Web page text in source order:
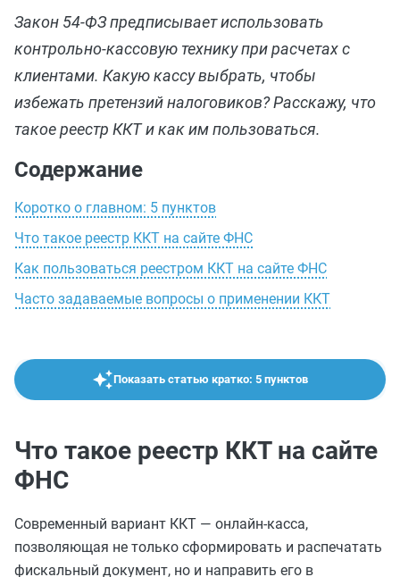
Закон 54-ФЗ предписывает использовать
контрольно-кассовую технику при расчетах с
клиентами. Какую кассу выбрать, чтобы
избежать претензий налоговиков? Расскажу, что
такое реестр ККТ и как им пользоваться.
Содержание
Коротко о главном: 5 пунктов
Что такое реестр ККТ на сайте ФНС
Как пользоваться реестром ККТ на сайте ФНС
Часто задаваемые вопросы о применении ККТ
Показать статью кратко: 5 пунктов
Что такое реестр ККТ на сайте
ФНС
Современный вариант ККТ — онлайн-касса,
позволяющая не только сформировать и распечатать
фискальный документ, но и направить его в